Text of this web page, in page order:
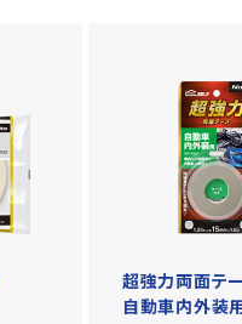
超強力両面テ
自動車内外装